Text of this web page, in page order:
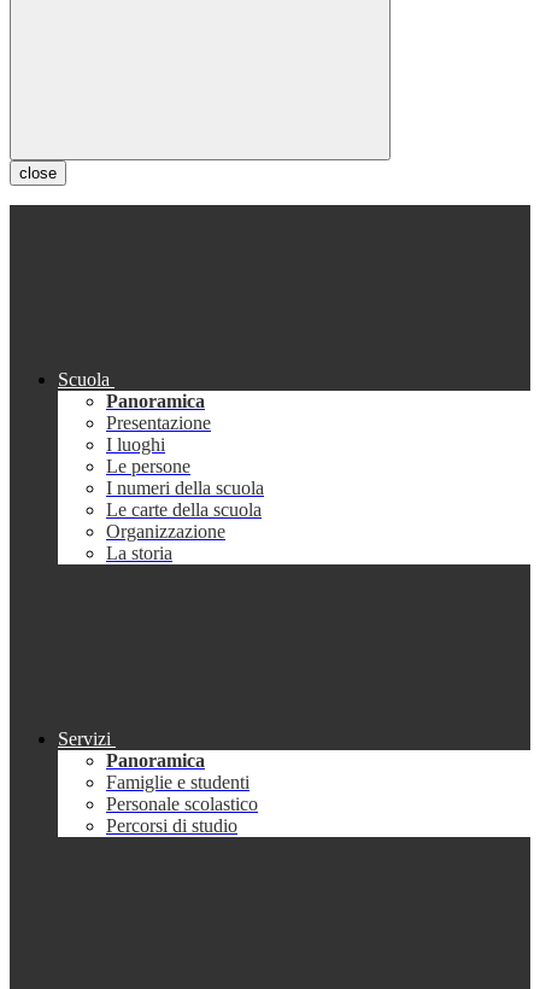
close
Scuola
Panoramica
Presentazione
I luoghi
Le persone
I numeri della scuola
Le carte della scuola
Organizzazione
La storia
Servizi
Panoramica
Famiglie e studenti
Personale scolastico
Percorsi di studio